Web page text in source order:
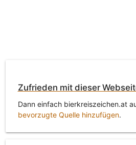
Zufrieden mit dieser
Dann einfach bierkreiszeichen.at
bevorzugte Quelle hinzufügen.